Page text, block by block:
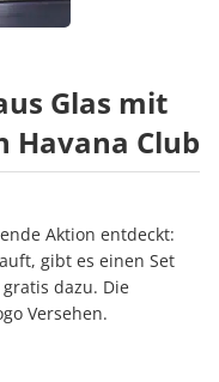
Glas mit
Havana Club
Aktion entdeckt:
gibt es einen Set
dazu. Die
Versehen.